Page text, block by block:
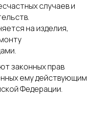
случаев и
на изделия,
законных прав
ему действующим
Федерации.